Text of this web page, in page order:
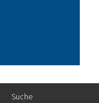
Suche